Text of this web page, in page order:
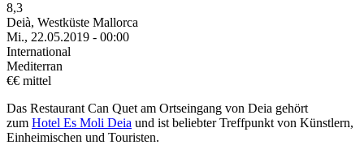
8,3
Deià, Westküste Mallorca
Mi., 22.05.2019 - 00:00
International
Mediterran
€€ mittel
Das Restaurant Can Quet am Ortseingang von Deia gehört
zum Hotel Es Moli Deia und ist beliebter Treffpunkt von Künstlern,
Einheimischen und Touristen.